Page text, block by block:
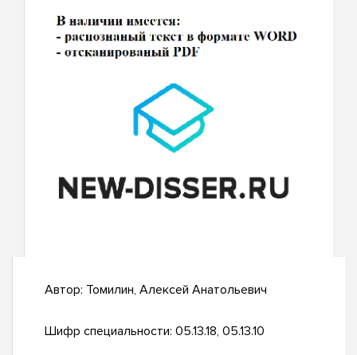
Автор: Томилин, Алексей Анатольевич
Шифр специальности: 05.13.18, 05.13.10